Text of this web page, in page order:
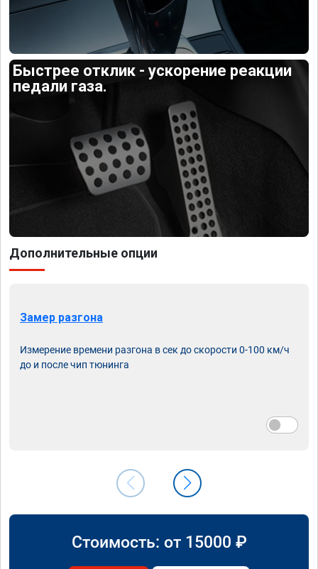
Быстрее отклик - ускорение реакции
педали газа.
Дополнительные опции
Замер разгона
Измерение времени разгона в сек до скорости 0-100 км/ч
до и после чип тюнинга
Стоимость: от 15000 ₽